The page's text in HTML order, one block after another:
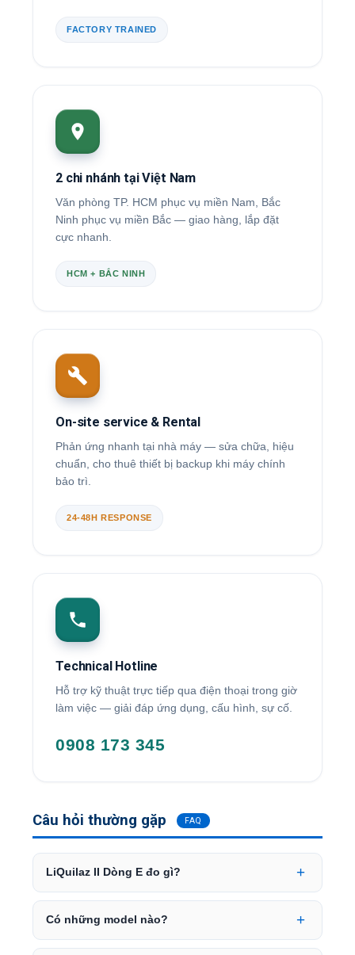
FACTORY TRAINED
2 chi nhánh tại Việt Nam
Văn phòng TP. HCM phục vụ miền Nam, Bắc
Ninh phục vụ miền Bắc — giao hàng, lắp đặt
cực nhanh.
HCM + BẮC NINH
On-site service & Rental
Phản ứng nhanh tại nhà máy — sửa chữa, hiệu
chuẩn, cho thuê thiết bị backup khi máy chính
bảo trì.
24-48H RESPONSE
Technical Hotline
Hỗ trợ kỹ thuật trực tiếp qua điện thoại trong giờ
làm việc — giải đáp ứng dụng, cấu hình, sự cố.
0908 173 345
Câu hỏi thường gặp FAQ
LiQuilaz II Dòng E đo gì?
Có những model nào?